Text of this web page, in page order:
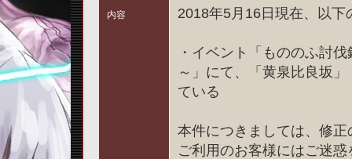
内容 2018年5月16日現在、以
・イベント「もののふ討
～」にて、「黄泉比良坂
ている
本件につきましては、修
ご利用のお客様にはご迷